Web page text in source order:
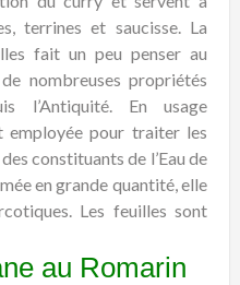
terrines et saucisse. La
fait un peu penser au
nombreuses propriétés
l’Antiquité. En usage
employée pour traiter les
constituants de l’Eau de
en grande quantité, elle
Les feuilles sont
au Romarin